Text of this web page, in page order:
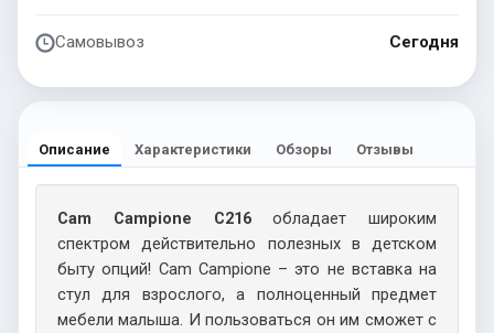
Самовывоз Сегодня
Описание Характеристики Обзоры Отзывы
Cam Campione C216обладает широким
спектром действительно полезных в детском
быту опций! Cam Campione – это не вставка на
стул для взрослого, а полноценный предмет
мебели малыша. И пользоваться он им сможет с